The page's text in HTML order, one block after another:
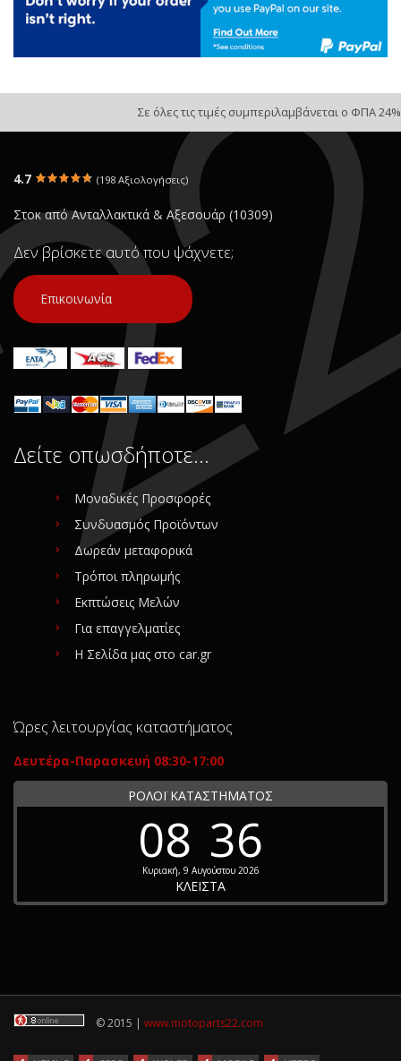
Σε όλες τις τιμές συμπεριλαμβάνεται ο ΦΠΑ 24%
4.7 (198 Αξιολογήσεις)
Στοκ από Ανταλλακτικά & Αξεσουάρ (10309)
Δεν βρίσκετε αυτό που ψάχνετε;
Επικοινωνία
Δείτε οπωσδήποτε…
Μοναδικές Προσφορές
Συνδυασμός Προϊόντων
Δωρεάν μεταφορικά
Τρόποι πληρωμής
Εκπτώσεις Μελών
Για επαγγελματίες
Η Σελίδα μας στο car.gr
Ώρες λειτουργίας καταστήματος
Δευτέρα-Παρασκευή 08:30-17:00
ΡΟΛΟΪ ΚΑΤΑΣΤΗΜΑΤΟΣ
08 36
Κυριακή, 9 Αυγούστου 2026
ΚΛΕΙΣΤΑ
© 2015 | www.motoparts22.com